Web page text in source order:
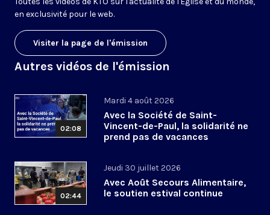
en exclusivité pour le web.
Visiter la page de l'émission
Autres vidéos de l'émission
02:08
Mardi 4 août 2026
Avec la Société de Saint-
Vincent-de-Paul, la solidarité ne
prend pas de vacances
02:44
Jeudi 30 juillet 2026
Avec Août Secours Alimentaire,
le soutien estival continue